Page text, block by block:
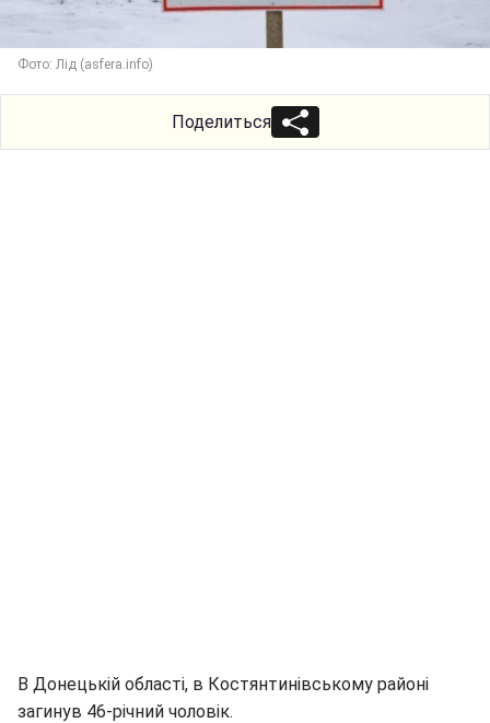
Фото: Лід (asfera.info)
Поделиться
В Донецькій області, в Костянтинівському районі
загинув 46-річний чоловік.